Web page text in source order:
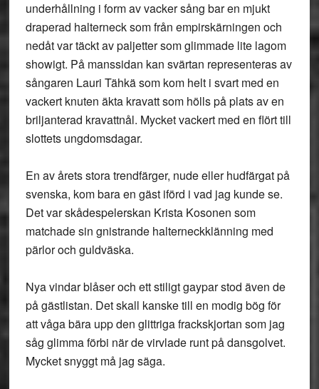
underhållning i form av vacker sång bar en mjukt
draperad halterneck som från empirskärningen och
nedåt var täckt av paljetter som glimmade lite lagom
showigt. På manssidan kan svärtan representeras av
sångaren Lauri Tähkä som kom helt i svart med en
vackert knuten äkta kravatt som hölls på plats av en
briljanterad kravattnål. Mycket vackert med en flört till
slottets ungdomsdagar.
En av årets stora trendfärger, nude eller hudfärgat på
svenska, kom bara en gäst iförd i vad jag kunde se.
Det var skådespelerskan Krista Kosonen som
matchade sin gnistrande halterneckklänning med
pärlor och guldväska.
Nya vindar blåser och ett stiligt gaypar stod även de
på gästlistan. Det skall kanske till en modig bög för
att våga bära upp den glittriga frackskjortan som jag
såg glimma förbi när de virvlade runt på dansgolvet.
Mycket snyggt må jag säga.